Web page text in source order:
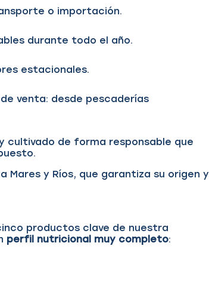
o importación.
durante todo el año.
estacionales.
venta: desde pescaderías
cultivado de forma responsable que
Mares y Ríos, que garantiza su origen y
productos clave de nuestra
perfil nutricional muy completo: